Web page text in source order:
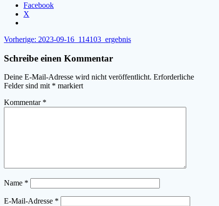
Facebook
X
Beitragsnavigation
Vorherige: Vorheriger
2023-09-16_114103_ergebnis
Schreibe einen Kommentar
Deine E-Mail-Adresse wird nicht veröffentlicht. Erforderliche
Felder sind mit * markiert
Kommentar *
Name *
E-Mail-Adresse *